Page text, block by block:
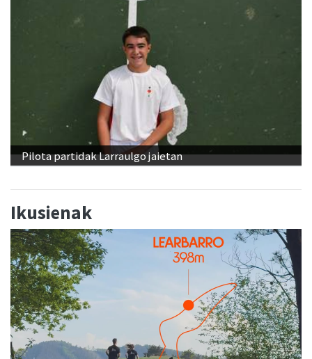
Pilota partidak Larraulgo jaietan
Ikusienak